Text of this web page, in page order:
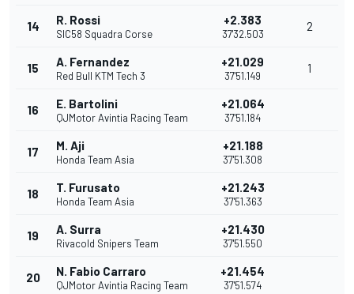
14 R. Rossi
SIC58 Squadra Corse
+2.383
37'32.503
2
15 A. Fernandez
Red Bull KTM Tech 3
+21.029
37'51.149
1
16 E. Bartolini
QJMotor Avintia Racing Team
+21.064
37'51.184
17 M. Aji
Honda Team Asia
+21.188
37'51.308
18 T. Furusato
Honda Team Asia
+21.243
37'51.363
19 A. Surra
Rivacold Snipers Team
+21.430
37'51.550
20 N. Fabio Carraro
QJMotor Avintia Racing Team
+21.454
37'51.574